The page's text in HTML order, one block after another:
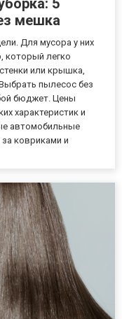
мешка
Для мусора у них
который легко
или крышка,
пылесос без
бюджет. Цены
характеристик и
автомобильные
ковриками и